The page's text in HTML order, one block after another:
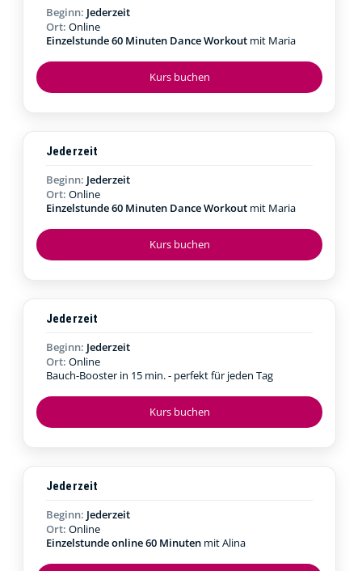
Kurs buchen
Beginn: Jederzeit
Ort: Online
Einzelstunde 60 Minuten Dance Workout mit Maria
Kurs buchen
Jederzeit
Beginn: Jederzeit
Ort: Online
Einzelstunde 60 Minuten Dance Workout mit Maria
Kurs buchen
Jederzeit
Beginn: Jederzeit
Ort: Online
Bauch-Booster in 15 min. - perfekt für jeden Tag
Jederzeit
Beginn: Jederzeit
Ort: Online
Einzelstunde online 60 Minuten mit Alina